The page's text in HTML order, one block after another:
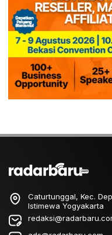
Caturtunggal, Kec.
Istimewa Yogyakarta